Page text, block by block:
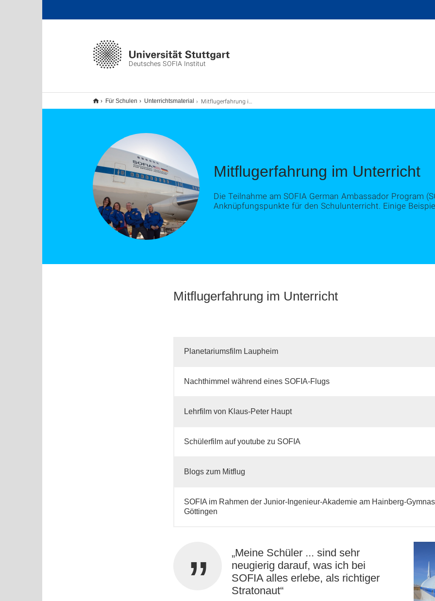
Deutsches SOFIA Institut
Für Schulen Unterrichtsmaterial Mitflugerfahrung im Unterricht
Mitflugerfahrung im Unterricht
Die Teilnahme am SOFIA German Ambassador Program
Anknüpfungspunkte für den Schulunterricht. Einige
Mitflugerfahrung im Unterricht
Planetariumsfilm Laupheim
Nachthimmel während eines SOFIA-Flugs
Lehrfilm von Klaus-Peter Haupt
Schülerfilm auf youtube zu SOFIA
Blogs zum Mitflug
SOFIA im Rahmen der Junior-Ingenieur-Akademie am Hainberg-
Göttingen
„Meine Schüler ... sind sehr
neugierig darauf, was ich bei
SOFIA alles erlebe, als richtiger
Stratonaut“